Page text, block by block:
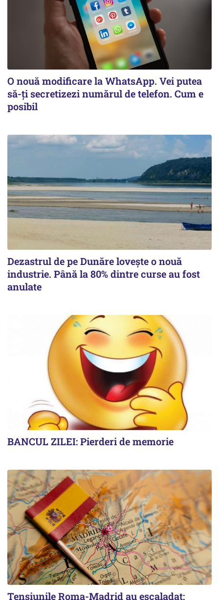
O nouă modificare la WhatsApp. Vei putea
să-ți secretizezi numărul de telefon. Cum e
posibil
Dezastrul de pe Dunăre lovește o nouă
industrie. Până la 80% dintre curse au fost
anulate
BANCUL ZILEI: Pierderi de memorie
Tensiunile Roma-Madrid au escaladat: